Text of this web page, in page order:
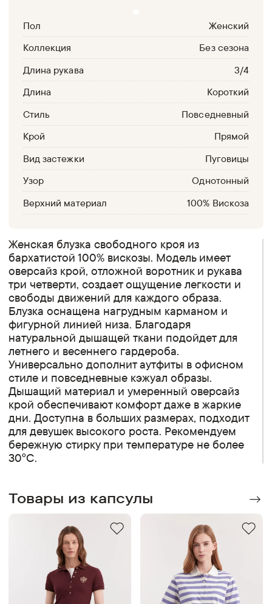
Женская блузка свободного кроя из
бархатистой 100% вискозы. Модель имеет
оверсайз крой, отложной воротник и рукава
три четверти, создает ощущение легкости и
свободы движений для каждого образа.
Блузка оснащена нагрудным карманом и
фигурной линией низа. Благодаря
натуральной дышащей ткани подойдет для
летнего и весеннего гардероба.
Универсально дополнит аутфиты в офисном
стиле и повседневные кэжуал образы.
Дышащий материал и умеренный оверсайз
крой обеспечивают комфорт даже в жаркие
дни. Доступна в больших размерах, подходит
для девушек высокого роста. Рекомендуем
бережную стирку при температуре не более
30°C.
Пол
Женский
Коллекция
Без сезона
Длина рукава
3/4
Длина
Короткий
Стиль
Повседневный
Крой
Прямой
Вид застежки
Пуговицы
Узор
Однотонный
Верхний материал
100% Вискоза
Товары из капсулы